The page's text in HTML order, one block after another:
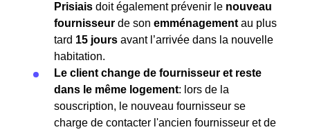
Prisiais doit également prévenir le nouveau
fournisseur de son emménagement au plus
tard 15 jours avant l’arrivée dans la nouvelle
habitation.
Le client change de fournisseur et reste
dans le même logement: lors de la
souscription, le nouveau fournisseur se
charge de contacter l'ancien fournisseur et de